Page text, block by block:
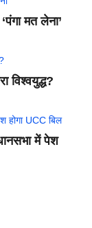
मत लेना’
विश्वयुद्ध?
में पेश